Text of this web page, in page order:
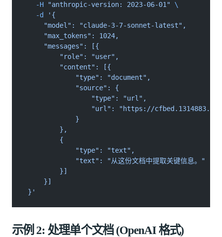
   -H
"anthropic-version: 2023-06-01" \
   -d
'{
     "model": "claude-3-7-sonnet-latest",
     "max_tokens": 1024,
     "messages": [{
         "role": "user",
         "content": [{
             "type": "document",
             "source": {
                 "type": "url",
"url": "https://
             }
         },
         {
             "type": "text",
             "text": "从这份文档中提取关键信息。"
         }]
     }]
}'
示例 2: 处理单个文档 (OpenAI 格式)